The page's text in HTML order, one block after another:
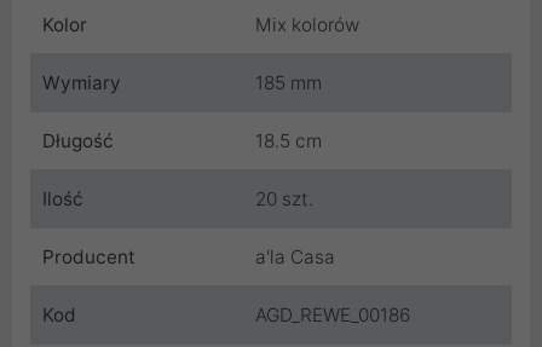
Kolor Mix kolorów
Wymiary 185 mm
Długość 18.5 cm
Ilość 20 szt.
Producent a'la Casa
Kod AGD_REWE_00186